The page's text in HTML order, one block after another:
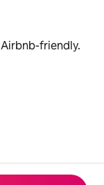
על הפיכת הדירות שלכם לדירות Airbnb-friendly.